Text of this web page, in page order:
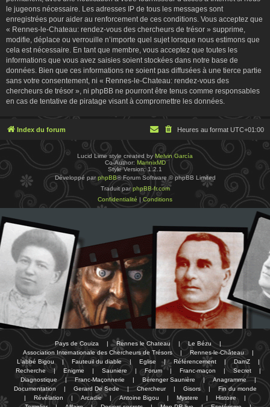
le jugeons nécessaire. Les adresses IP de tous les messages sont
enregistrées pour aider au renforcement de ces conditions. Vous acceptez que
« Rennes-le-Chateau: rendez-vous des chercheurs de trésor » supprime,
modifie, déplace ou verrouille n’importe quel sujet lorsque nous estimons que
cela est nécessaire. En tant que membre, vous acceptez que toutes les
informations que vous avez saisies soient stockées dans notre base de
données. Bien que ces informations ne soient pas diffusées à une tierce partie
sans votre consentement, ni « Rennes-le-Chateau: rendez-vous des
chercheurs de trésor », ni phpBB ne pourront être tenus comme responsables
en cas de tentative de piratage visant à compromettre les données.
Index du forum Heures au format UTC+01:00
Lucid Lime style created by Melvin García
Co-Author: MannixMD
Style Version: 1.2.1
Développé parphpBB® Forum Software © phpBB Limited
Traduit par phpBB-fr.com
Confidentialité | Conditions
Pays de Couiza | Rennes le Chateau | Le Bézu
|
Association Internationale des Chercheurs de Trésors
| Rennes-le-Château
|
L'abbé Bigou
| Fauteuil du diable | Eglise | Référencement | DamZ
|
Recherche
| Enigme | Sauniere | Forum | Franc-maçon | Secret
|
Diagnostique
| Franc-Maçonnerie | Bérenger Saunière | Anagramme
|
Documentation
| Gerard De Sede | Chercheur | Gisors |
Fin du monde
|
Révélation | Arcadie | Antoine Bigou | Mystere | Histoire
|